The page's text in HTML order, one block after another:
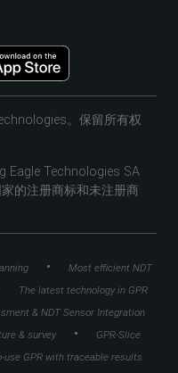
。保留所有权
Eagle Technologies SA
的注册商标和未注册商
•
Most efficient NDT
The latest technology in GPR
& NDT Sensor Integration
& survey •
GPR-Slice
use GPR with traceable results